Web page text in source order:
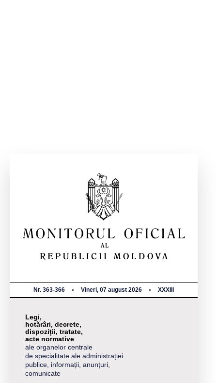
Nr. 363-366 Vineri, 07 august 2026 XXXIII
Legi,
hotărâri, decrete,
dispoziții, tratate,
acte normative
ale organelor centrale
de specialitate ale administrației
publice, informații, anunțuri,
comunicate